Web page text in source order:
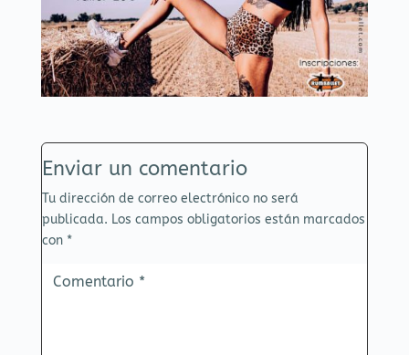
Enviar un comentario
Tu dirección de correo electrónico no será
publicada. Los campos obligatorios están marcados
con *